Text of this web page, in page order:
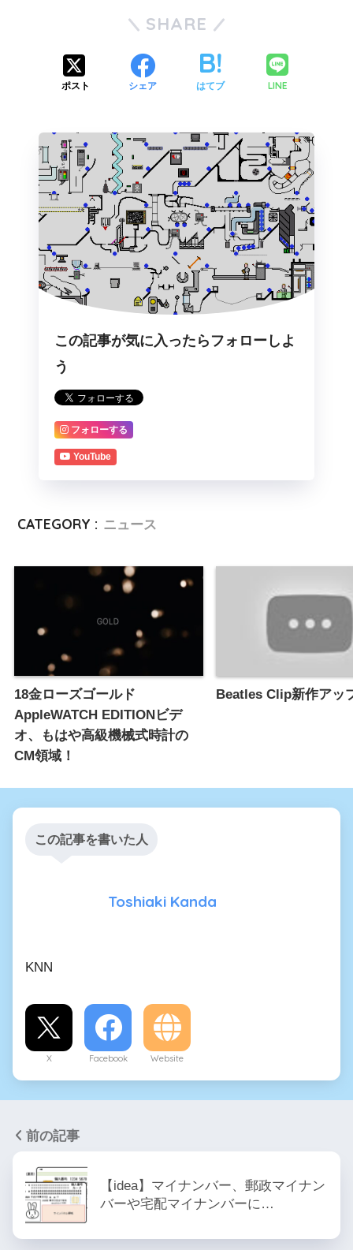
SHARE
ポスト シェア はてブ LINE
この記事が気に入ったらフォローしよ
う
フォローする
YouTube
CATEGORY : ニュース
18金ローズゴールド
AppleWATCH EDITIONビデ
オ、もはや高級機械式時計の
CM領域！
Beatles Clip新作アッ
この記事を書いた人
Toshiaki Kanda
KNN
X Facebook Website
前の記事
【idea】マイナンバー、郵政マイナン
バーや宅配マイナンバーに…